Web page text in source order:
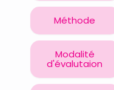
Méthode
Modalité
d'évalutaion